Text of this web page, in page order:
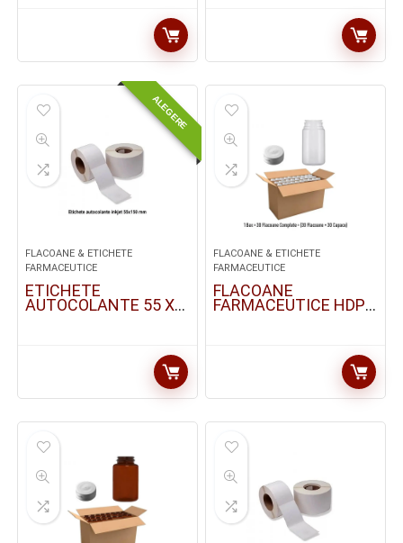
ALEGERE
FLACOANE & ETICHETE
FARMACEUTICE
ETICHETE
AUTOCOLANTE 55 X
FLACOANE & ETICHETE
FARMACEUTICE
FLACOANE
FARMACEUTICE HDPE